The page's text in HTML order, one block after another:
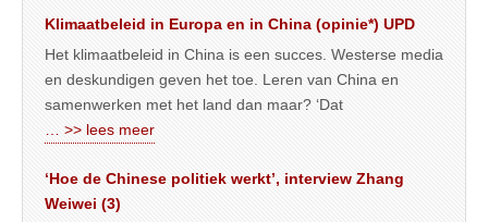
Klimaatbeleid in Europa en in China (opinie*) UPD
Het klimaatbeleid in China is een succes. Westerse media
en deskundigen geven het toe. Leren van China en
samenwerken met het land dan maar? ‘Dat
… >> lees meer
‘Hoe de Chinese politiek werkt’, interview Zhang
Weiwei (3)